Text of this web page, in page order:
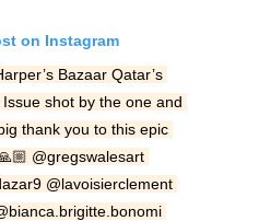
on Instagram
Bazaar Qatar’s
shot by the one and
thank you to this epic
@gregswalesart
@lavoisierclement